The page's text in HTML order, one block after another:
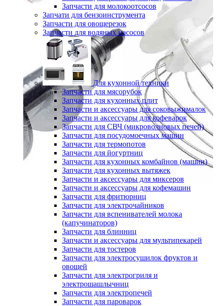
Запчасти для молокоотсосов
Запчати для бензоинструмента
Запчасти для овощерезок
Запчасти для водяных насосов
Для кухонной техники
Запчасти для мясорубок
Запчасти для кухонных плит
Запчасти и аксессуары для соковыжималок
Запчасти и аксессуары для кофеварок
Запчасти для СВЧ (микроволновых печей)
Запчасти для посудомоечных машин
Запчасти для термопотов
Запчасти для йогуртниц
Запчасти для кухонных комбайнов (машин)
Запчасти для кухонных вытяжек
Запчасти и аксессуары для миксеров
Запчасти и аксессуары для кофемашин
Запчасти для фритюрниц
Запчасти для электрочайников
Запчасти для вспенивателей молока
(капучинаторов)
Запчасти для блинниц
Запчасти и аксессуары для мультипекарей
Запчасти для тостеров
Запчасти для электросушилок фруктов и
овощей
Запчасти для электрогриля и
электрошашлычниц
Запчасти для электропечей
Запчасти для пароварок